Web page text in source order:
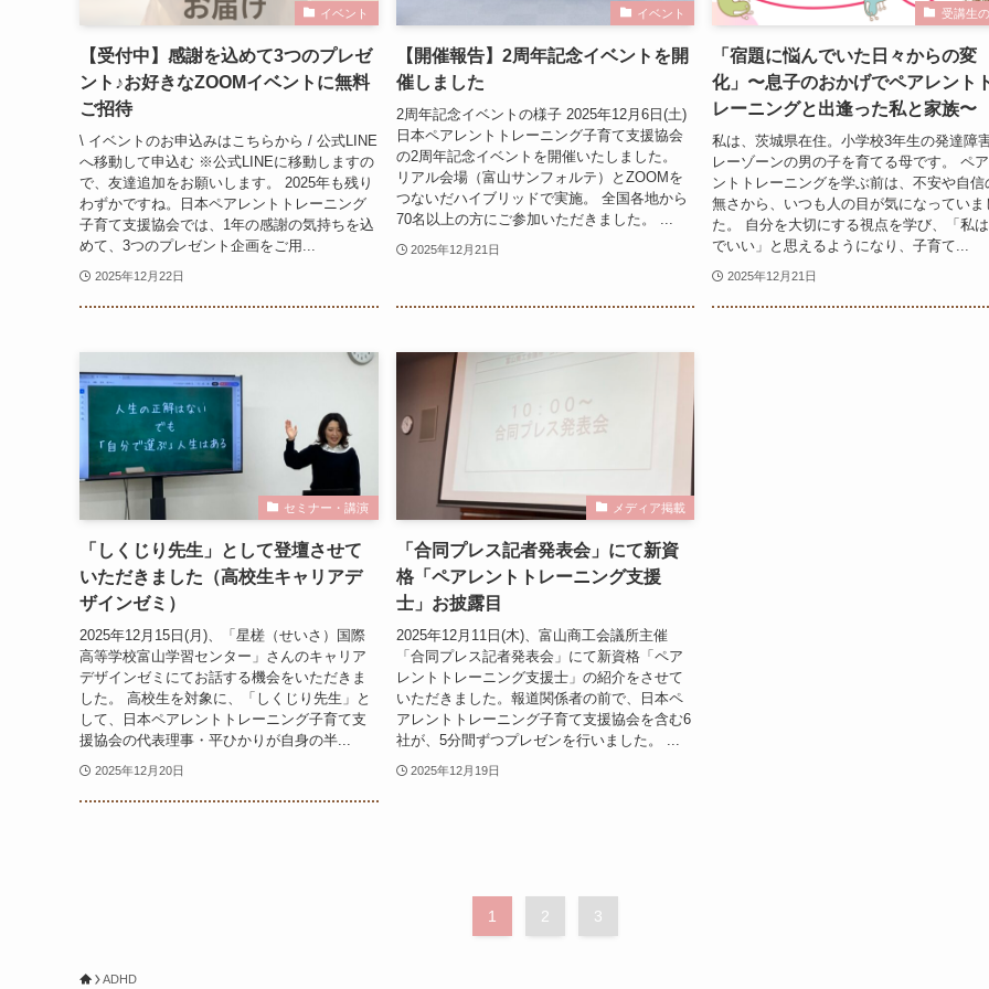
イベント
【受付中】感謝を込めて3つのプレゼ
ント♪お好きなZOOMイベントに無料
ご招待
\ イベントのお申込みはこちらから / 公式LINE
へ移動して申込む ※公式LINEに移動しますの
で、友達追加をお願いします。 2025年も残り
わずかですね。日本ペアレントトレーニング
子育て支援協会では、1年の感謝の気持ちを込
めて、3つのプレゼント企画をご用...
2025年12月22日
イベント
【開催報告】2周年記念イベントを開
催しました
2周年記念イベントの様子 2025年12月6日(土)
日本ペアレントトレーニング子育て支援協会
の2周年記念イベントを開催いたしました。
リアル会場（富山サンフォルテ）とZOOMを
つないだハイブリッドで実施。 全国各地から
70名以上の方にご参加いただきました。 ...
2025年12月21日
受講生
「宿題に悩んでいた日々からの変
化」〜息子のおかげでペアレント
レーニングと出逢った私と家族〜
私は、茨城県在住。小学校3年生の発達障
レーゾーンの男の子を育てる母です。 ペ
ントトレーニングを学ぶ前は、不安や自信
無さから、いつも人の目が気になっていま
た。 自分を大切にする視点を学び、「私
でいい」と思えるようになり、子育て...
2025年12月21日
セミナー・講演
「しくじり先生」として登壇させて
いただきました（高校生キャリアデ
ザインゼミ）
2025年12月15日(月)、「星槎（せいさ）国際
高等学校富山学習センター」さんのキャリア
デザインゼミにてお話する機会をいただきま
した。 高校生を対象に、「しくじり先生」と
して、日本ペアレントトレーニング子育て支
援協会の代表理事・平ひかりが自身の半...
2025年12月20日
メディア掲載
「合同プレス記者発表会」にて新資
格「ペアレントトレーニング支援
士」お披露目
2025年12月11日(木)、富山商工会議所主催
「合同プレス記者発表会」にて新資格「ペア
レントトレーニング支援士」の紹介をさせて
いただきました。報道関係者の前で、日本ペ
アレントトレーニング子育て支援協会を含む6
社が、5分間ずつプレゼンを行いました。 ...
2025年12月19日
1 2 3
ADHD